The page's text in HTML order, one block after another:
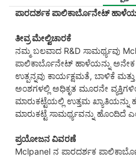
ಪಾರದರ್ಶಕ ಪಾಲಿಕಾರ್ಬೊನೇಟ್ ಹಾಳೆಯ
ತೀವ್ರ ಮೇಲ್ವಿಚಾರಕೆ
ನಮ್ಮ ಬಲವಾದ R&D ಸಾಮರ್ಥ್ಯವು
ಪಾಲಿಕಾರ್ಬೊನೇಟ್ ಹಾಳೆಯನ್ನು ಅನೇಕ
ಉತ್ಪನ್ನವು ಕಾರ್ಯಕ್ಷಮತೆ, ಬಾಳಿಕೆ
ಅಂಶಗಳಲ್ಲಿ ಅಧಿಕೃತ ಮೂರನೇ
ಮಾರುಕಟ್ಟೆಯಲ್ಲಿ ಉತ್ತಮ
ಮಾರುಕಟ್ಟೆ ಸಾಮರ್ಥ್ಯವನ್ನು ಹೊಂದಿದೆ
ಪ್ರಯೋಜನ ವಿವರಣೆ
Mclpanel ನ ಪಾರದರ್ಶಕ